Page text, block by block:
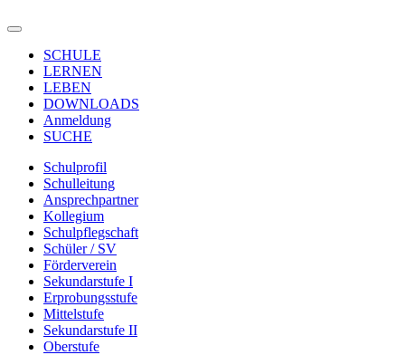
SCHULE
LERNEN
LEBEN
DOWNLOADS
Anmeldung
SUCHE
Schulprofil
Schulleitung
Ansprechpartner
Kollegium
Schulpflegschaft
Schüler / SV
Förderverein
Sekundarstufe I
Erprobungsstufe
Mittelstufe
Sekundarstufe II
Oberstufe